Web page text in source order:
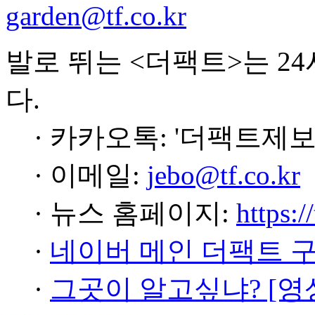
garden@tf.co.kr
발로 뛰는 <더팩트>는
다.
· 카카오톡: '더팩트제
· 이메일: jebo@tf.co.kr
· 뉴스 홈페이지:
· 네이버 메인 더팩트
· 그곳이 알고싶냐? [